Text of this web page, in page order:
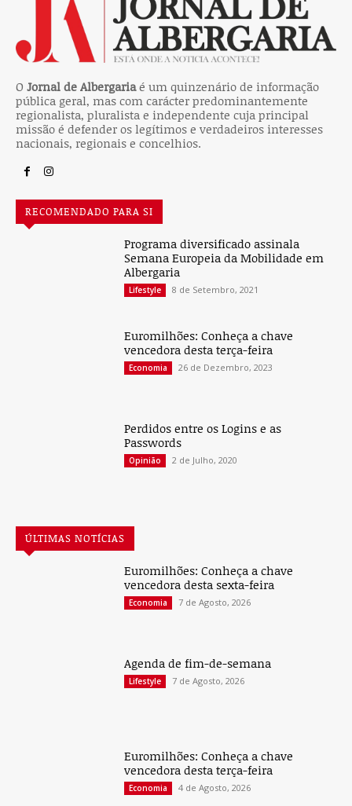
O Jornal de Albergariaé um quinzenário de informação
pública geral, mas com carácter predominantemente
regionalista, pluralista e independente cuja principal
missão é defender os legítimos e verdadeiros interesses
nacionais, regionais e concelhios.
RECOMENDADO PARA SI
Programa diversificado assinala
Semana Europeia da Mobilidade em
Albergaria
Lifestyle 8 de Setembro, 2021
Euromilhões: Conheça a chave
vencedora desta terça-feira
Economia 26 de Dezembro, 2023
Perdidos entre os Logins e as
Passwords
Opinião 2 de Julho, 2020
ÚLTIMAS NOTÍCIAS
Euromilhões: Conheça a chave
vencedora desta sexta-feira
Economia 7 de Agosto, 2026
Agenda de fim-de-semana
Lifestyle 7 de Agosto, 2026
Euromilhões: Conheça a chave
vencedora desta terça-feira
Economia 4 de Agosto, 2026